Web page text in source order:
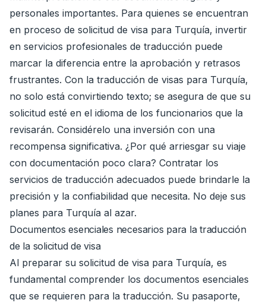
personales importantes. Para quienes se encuentran
en proceso de solicitud de visa para Turquía, invertir
en servicios profesionales de traducción puede
marcar la diferencia entre la aprobación y retrasos
frustrantes. Con la traducción de visas para Turquía,
no solo está convirtiendo texto; se asegura de que su
solicitud esté en el idioma de los funcionarios que la
revisarán. Considérelo una inversión con una
recompensa significativa. ¿Por qué arriesgar su viaje
con documentación poco clara? Contratar los
servicios de traducción adecuados puede brindarle la
precisión y la confiabilidad que necesita. No deje sus
planes para Turquía al azar.
Documentos esenciales necesarios para la traducción
de la solicitud de visa
Al preparar su solicitud de visa para Turquía, es
fundamental comprender los documentos esenciales
que se requieren para la traducción. Su pasaporte,